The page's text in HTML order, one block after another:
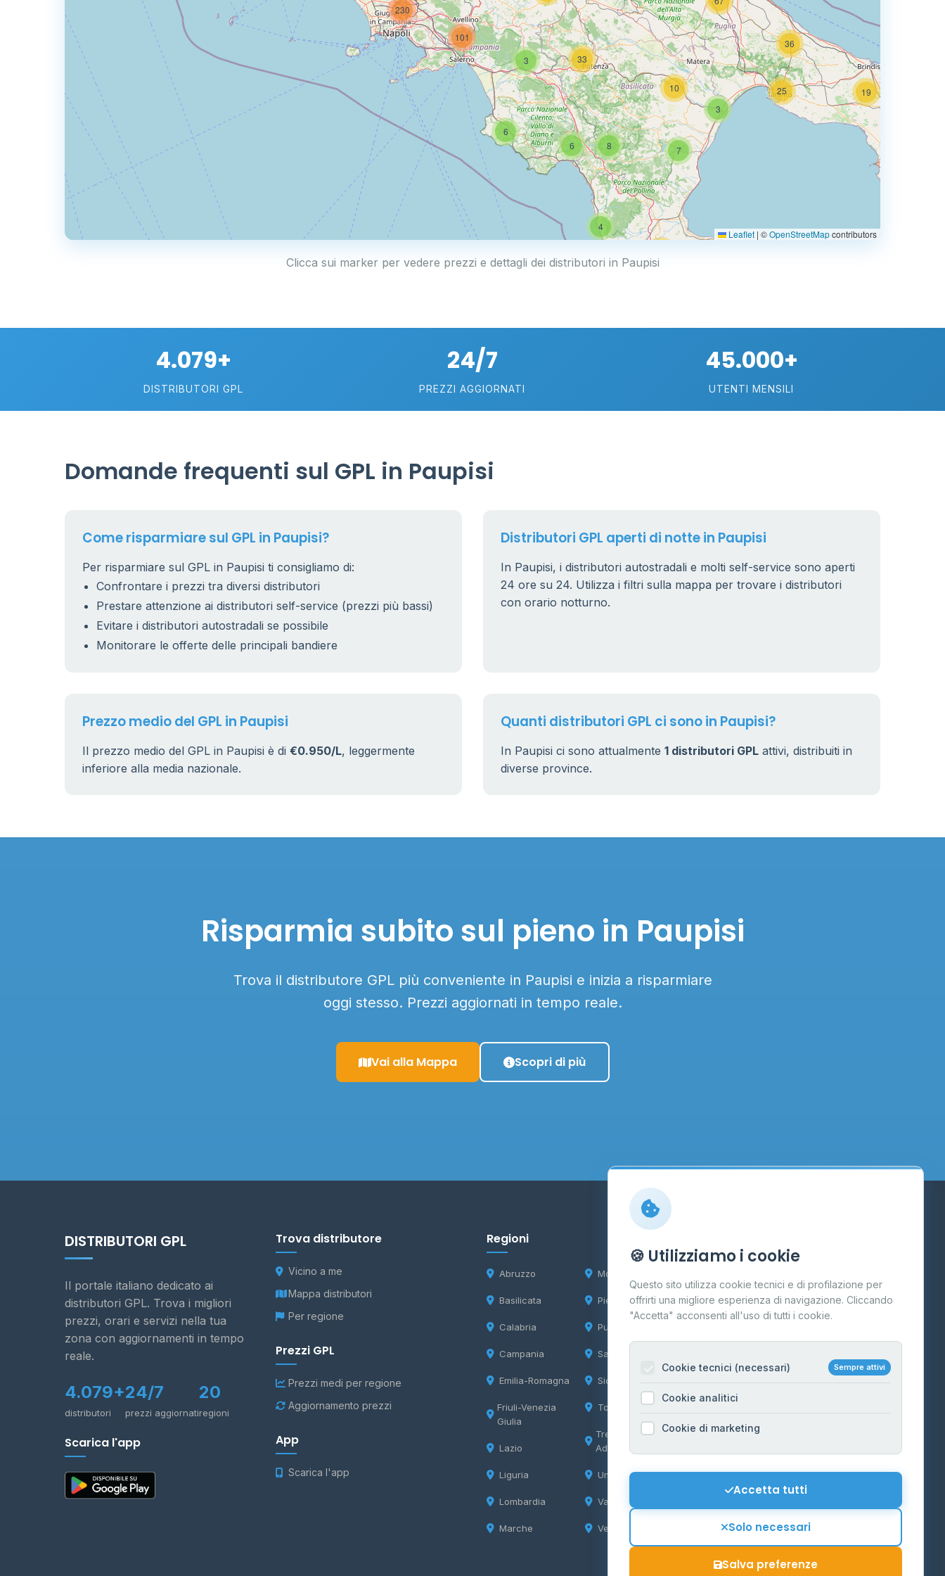
7
53
5
9
101
230
6
6
10
7
8
4
3
10
3 33
25 19
36
Leaflet | ©OpenStreetMapcontributors
Clicca sui marker per vedere prezzi e dettagli dei distributori in Paupisi
4.079+
DISTRIBUTORI GPL
24/7
PREZZI AGGIORNATI
45.000+
UTENTI MENSILI
Domande frequenti sul GPL in Paupisi
Come risparmiare sul GPL in Paupisi?
Per risparmiare sul GPL in Paupisi ti consigliamo di:
Confrontare i prezzi tra diversi distributori
Prestare attenzione ai distributori self-service (prezzi più bassi)
Evitare i distributori autostradali se possibile
Monitorare le offerte delle principali bandiere
Distributori GPL aperti di notte in Paupisi
In Paupisi, i distributori autostradali e molti self-service sono aperti
24 ore su 24. Utilizza i filtri sulla mappa per trovare i distributori
con orario notturno.
Prezzo medio del GPL in Paupisi
Il prezzo medio del GPL in Paupisi è di €0.950/L, leggermente
inferiore alla media nazionale.
Quanti distributori GPL ci sono in Paupisi?
In Paupisi ci sono attualmente 1 distributori GPL attivi, distribuiti in
diverse province.
Risparmia subito sul pieno in Paupisi
Trova il distributore GPL più conveniente in Paupisi e inizia a risparmiare
oggi stesso. Prezzi aggiornati in tempo reale.
Vai alla Mappa Scopri di più
DISTRIBUTORI GPL
Il portale italiano dedicato ai
distributori GPL. Trova i migliori
prezzi, orari e servizi nella tua
zona con aggiornamenti in tempo
reale.
4.079+
distributori
24/7
prezzi aggiornati
20
regioni
Scarica l'app
Trova distributore
Vicino a me
Mappa distributori
Per regione
Prezzi GPL
Prezzi medi per regione
Aggiornamento prezzi
App
Scarica l'app
Regioni
Abruzzo
Basilicata
Calabria
Campania
Emilia-Romagna
Friuli-Venezia
Giulia
Lazio
Liguria
Lombardia
Marche
Molise
Piemonte
Puglia
Sardegna
Sicilia
Toscana
Trentino-Alto
Adige
Umbria
Valle d'Aosta
Veneto
Contatti
Per gestori
Informazioni legali
Privacy Policy
Cookie Policy
Mappa del sito
Contattaci
🍪 Utilizziamo i cookie
Questo sito utilizza cookie tecnici e di profilazione per
offrirti una migliore esperienza di navigazione. Cliccando
"Accetta" acconsenti all'uso di tutti i cookie.
Cookie tecnici (necessari) Sempre attivi
Cookie analitici
Cookie di marketing
Accetta tutti
Solo necessari
Salva preferenze